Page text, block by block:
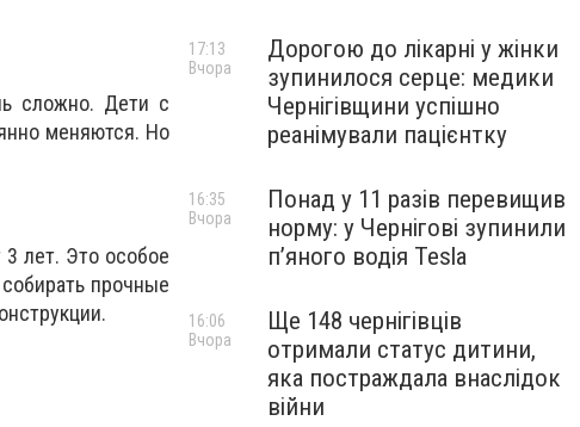
сложно. Дети с
меняются. Но
3 лет. Это особое
прочные
Дорогою до лікарні у жінки
зупинилося серце: медики
Чернігівщини успішно
реанімували пацієнтку
17:13
Вчора
Понад у 11 разів перевищив
норму: у Чернігові зупинили
пʼяного водія Tesla
16:35
Вчора
Ще 148 чернігівців
отримали статус дитини,
яка постраждала внаслідок
війни
16:06
Вчора